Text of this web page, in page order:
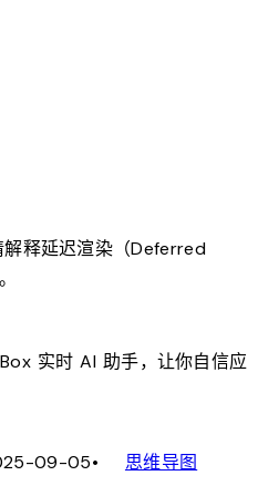
解释延迟渲染（Deferred
实时 AI 助手，让你自信应
09-05• 思维导图